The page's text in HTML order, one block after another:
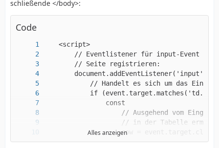
schließende </body>:
Code
Alles anzeigen